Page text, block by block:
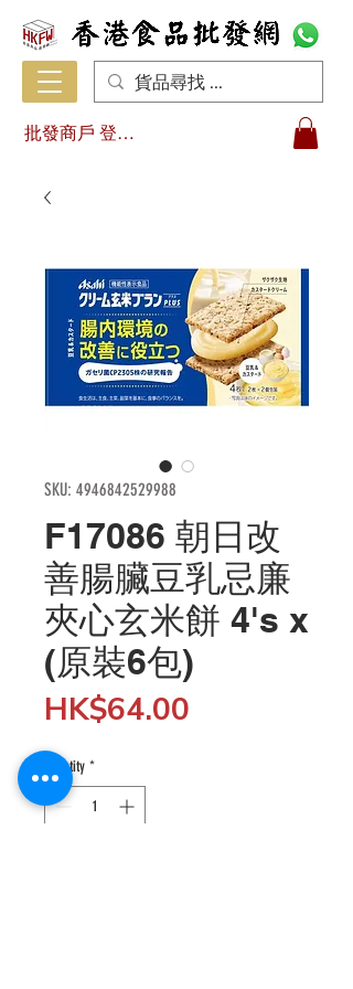
批發商戶 登入/註冊
SKU: 4946842529988
F17086 朝日改
善腸臟豆乳忌廉
夾心玄米餅 4's x
(原裝6包)
HK$64.00
Quantity *